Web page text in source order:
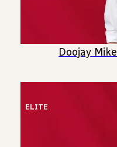
Doojay Mike
ELITE